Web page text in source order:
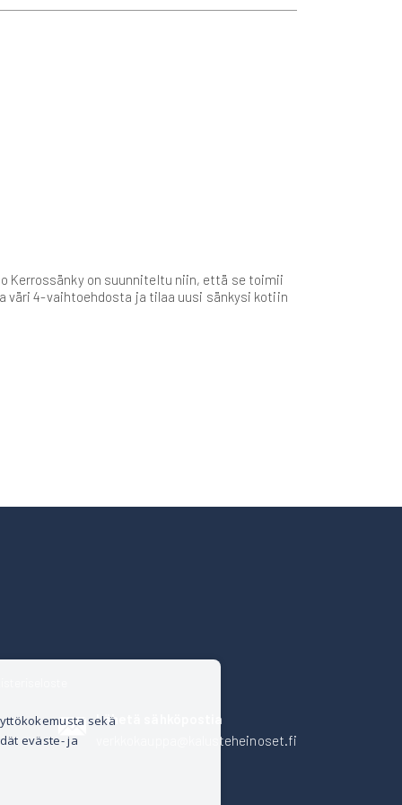
Kerrossänky on suunniteltu niin, että se toimii
väri 4-vaihtoehdosta ja tilaa uusi sänkysi kotiin
Lähetä sähköpostia
verkkokauppa@kalusteheinoset.fi
sekä
eväste- ja